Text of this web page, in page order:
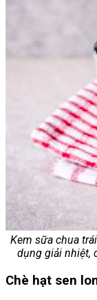
Kem sữa chua
dụng giải nhiệt,
Chè hạt sen